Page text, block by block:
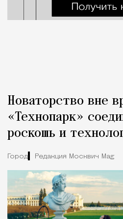
Новаторство вне
«Технопарк»
роскошь и
Город Редакция Москвич Mag